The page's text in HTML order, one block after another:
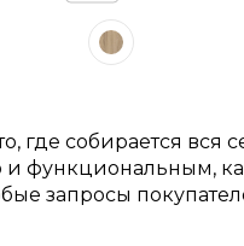
собирается вся
и функциональным,
запросы